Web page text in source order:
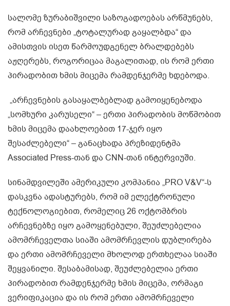
სალომე ზურაბიშვილი საზოგადოებას არწმუნებს,
რომ არჩევნები „ტოტალურად გაყალბდა“ და
ამისთვის ისეთ წარმოუდგენელ ბრალდებებს
აჟღერებს, როგორიცაა მაგალითად, ის რომ ერთი
პირადობით ხმის მიცემა რამდენჯერმე ხდებოდა.
„არჩევნების გასაყალბებლად გამოიყენებოდა
„სომხური კარუსელი“ – ერთი პირადობის მოწმობით
ხმის მიცემა დაახლოებით 17-ჯერ იყო
შესაძლებელი“ – განაცხადა პრეზიდენტმა
Associated Press-თან და CNN-თან ინტერვიუში.
სინამდვილეში ამერიკული კომპანია „PRO V&V“-ს
დასკვნა ადასტურებს, რომ იმ ელექტრონული
ტექნოლოგიებით, რომელიც 26 ოქტომბრის
არჩევნებზე იყო გამოყენებული, შეუძლებელია
ამომრჩეველთა სიაში ამომრჩევლის დუბლირება
და ერთი ამომრჩეველი მხოლოდ ერთხელაა სიაში
შეყვანილი. შესაბამისად, შეუძლებელია ერთი
პირადობით რამდენჯერმე ხმის მიცემა, ორმაგი
ვერიფიკაცია და ის რომ ერთი ამომრჩეველი